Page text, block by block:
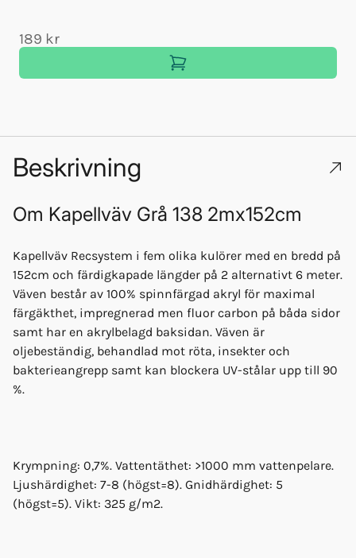
189 kr
Beskrivning
Om Kapellväv Grå 138 2mx152cm
Kapellväv Recsystem i fem olika kulörer med en bredd på
152cm och färdigkapade längder på 2 alternativt 6 meter.
Väven består av 100% spinnfärgad akryl för maximal
färgäkthet, impregnerad men fluor carbon på båda sidor
samt har en akrylbelagd baksidan. Väven är
oljebeständig, behandlad mot röta, insekter och
bakterieangrepp samt kan blockera UV-stålar upp till 90
%.
Krympning: 0,7%. Vattentäthet: >1000 mm vattenpelare.
Ljushärdighet: 7-8 (högst=8). Gnidhärdighet: 5
(högst=5). Vikt: 325 g/m2.